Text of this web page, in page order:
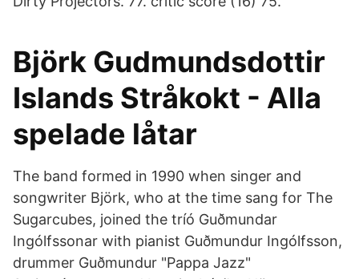
Björk Gudmundsdottir
Islands Stråkokt - Alla
spelade låtar
The band formed in 1990 when singer and
songwriter Björk, who at the time sang for The
Sugarcubes, joined the tríó Guðmundar
Ingólfssonar with pianist Guðmundur Ingólfsson,
drummer Guðmundur "Pappa Jazz"